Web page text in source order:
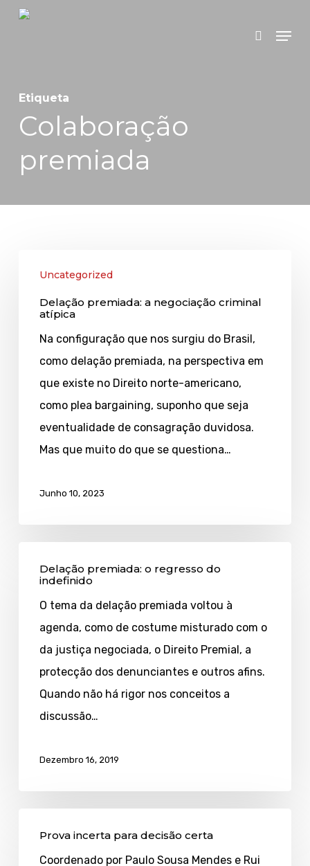
Skip
search
Menu
Etiqueta
Colaboração
premiada
premiada:
Uncategorized
Delação premiada: a negociação criminal
atípica
Na configuração que nos surgiu do Brasil,
como delação premiada, na perspectiva em
que existe no Direito norte-americano,
como plea bargaining, suponho que seja
eventualidade de consagração duvidosa.
Mas que muito do que se questiona…
Junho 10, 2023
premiada:
Delação premiada: o regresso do
indefinido
O tema da delação premiada voltou à
agenda, como de costume misturado com o
da justiça negociada, o Direito Premial, a
protecção dos denunciantes e outros afins.
Quando não há rigor nos conceitos a
discussão…
Dezembro 16, 2019
incerta
para
Prova incerta para decisão certa
Coordenado por Paulo Sousa Mendes e Rui